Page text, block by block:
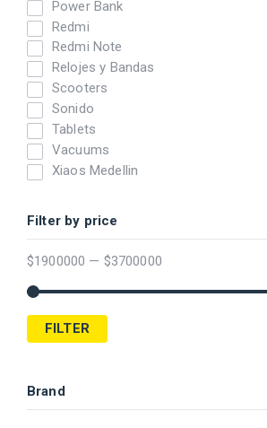
Power Bank
Redmi
Redmi Note
Relojes y Bandas
Scooters
Sonido
Tablets
Vacuums
Xiaos Medellin
Filter by price
$1900000 — $3700000
FILTER
Brand